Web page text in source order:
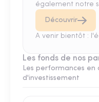
également notre
Découvrir
A venir bientôt :
Les fonds de nos
Les performances en
d'investissement